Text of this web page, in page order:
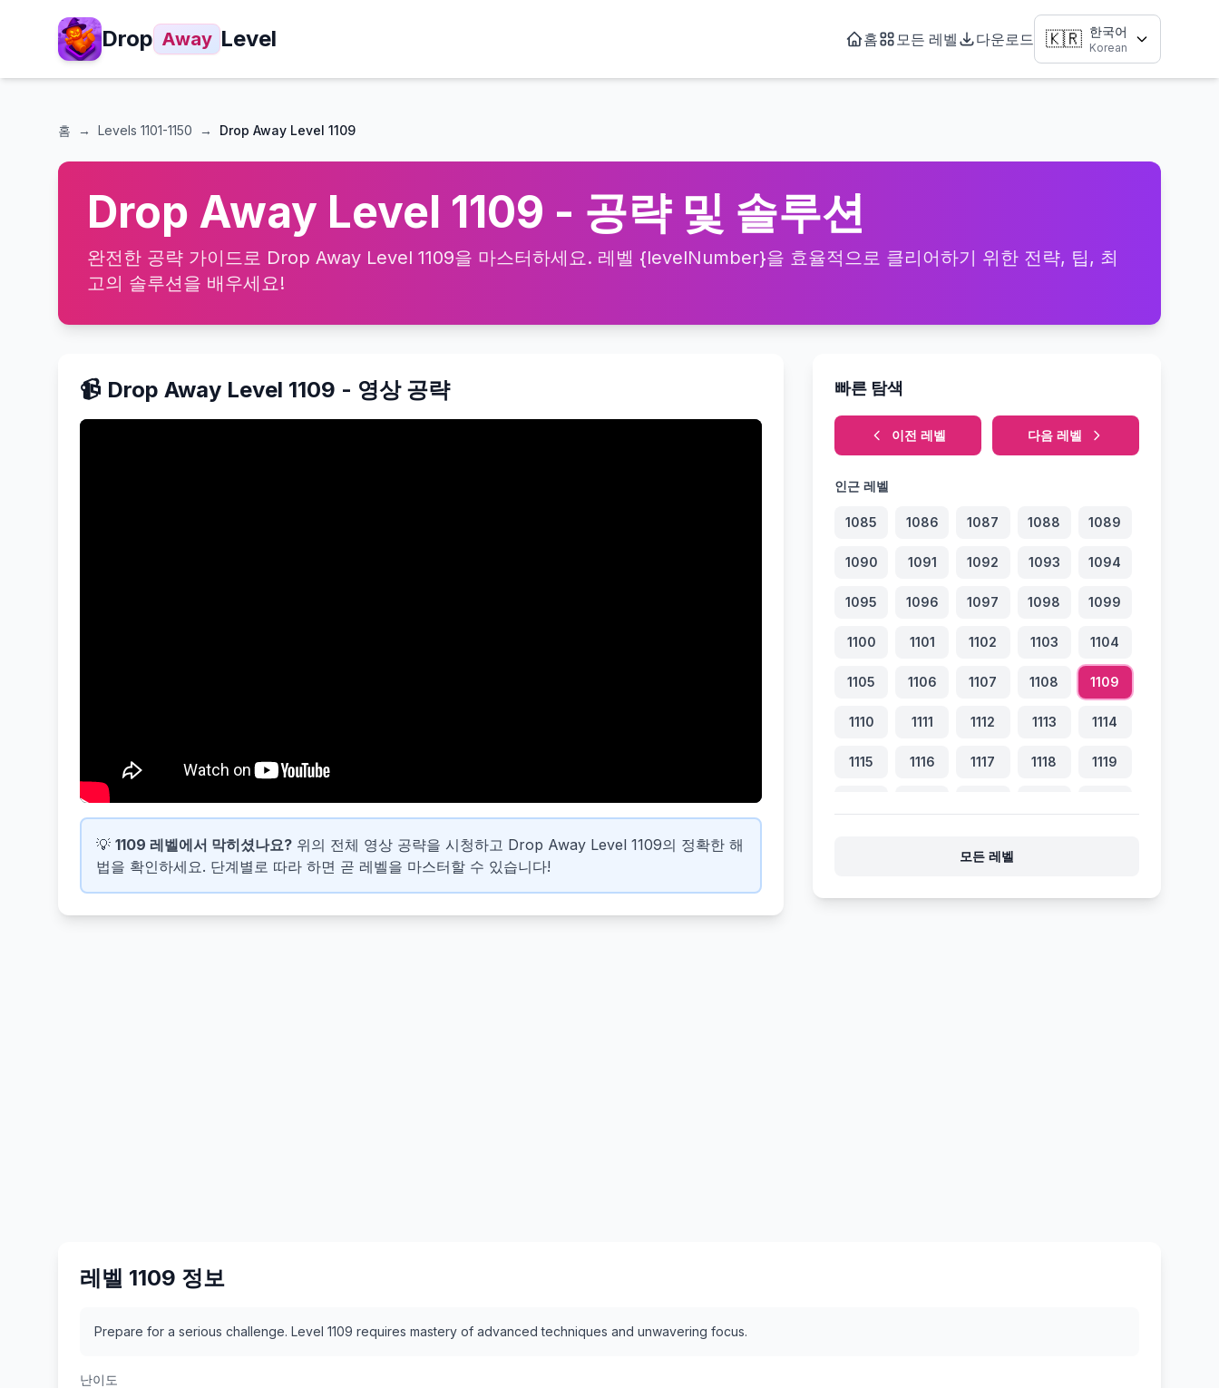
Drop Away Level 홈 모든 레벨 다운로드 🇰🇷 한국어
Korean
홈 → Levels 1101-1150 → Drop Away Level 1109
Drop Away Level 1109 - 공략 및 솔루션
완전한 공략 가이드로 Drop Away Level 1109을 마스터하세요. 레벨 {levelNumber}을 효율적으로 클리어하기 위한 전략, 팁, 최
고의 솔루션을 배우세요!
📹 Drop Away Level 1109 - 영상 공략
💡 1109 레벨에서 막히셨나요? 위의 전체 영상 공략을 시청하고 Drop Away Level 1109의 정확한 해
법을 확인하세요. 단계별로 따라 하면 곧 레벨을 마스터할 수 있습니다!
빠른 탐색
이전 레벨 다음 레벨
인근 레벨
1085 1086 1087 1088 1089
1090 1091 1092 1093 1094
1095 1096 1097 1098 1099
1100 1101 1102 1103 1104
1105 1106 1107 1108 1109
1110 1111 1112 1113 1114
1115 1116 1117 1118 1119
모든 레벨
레벨 1109 정보
Prepare for a serious challenge. Level 1109 requires mastery of advanced techniques and unwavering focus.
난이도